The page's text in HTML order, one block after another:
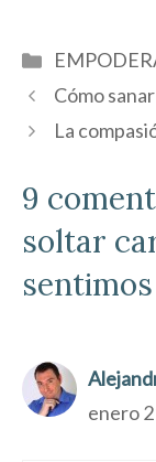
Categorías
Cómo
La
9
soltar
enero